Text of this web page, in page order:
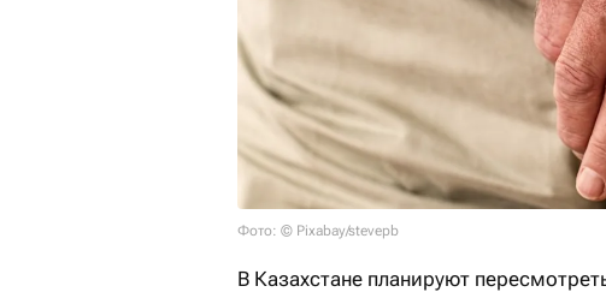
Фото: © Pixabay/stevepb
В Казахстане планируют